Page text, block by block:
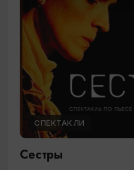
СПЕКТАКЛИ
Сестры